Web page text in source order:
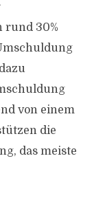
rund 30%
von einem
die
das meiste